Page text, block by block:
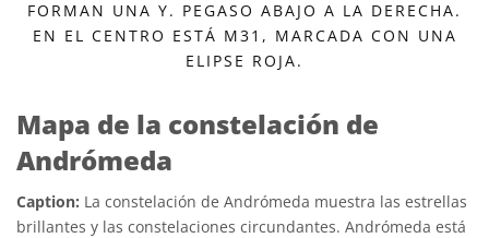
Mapa de la constelación de
Andrómeda
Caption: La constelación de Andrómeda muestra las estrellas
brillantes y las constelaciones circundantes. Andrómeda está